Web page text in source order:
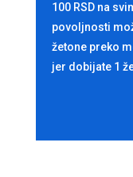
100 RSD na
povoljnosti
žetone preko
jer dobijate 1